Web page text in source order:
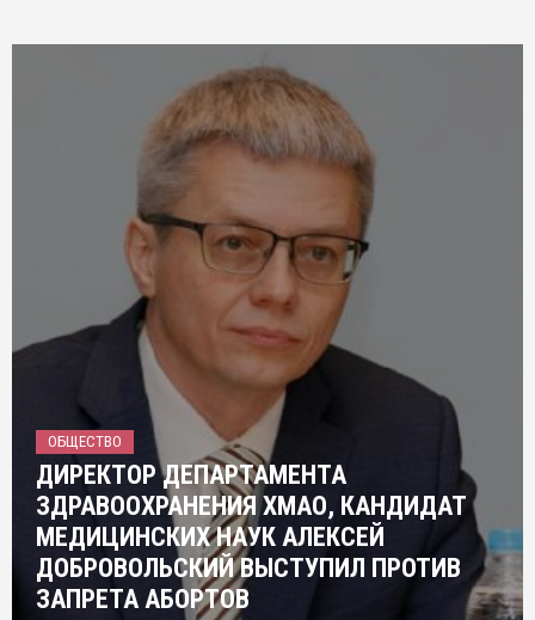
ОБЩЕСТВО
ДИРЕКТОР ДЕПАРТАМЕНТА
ЗДРАВООХРАНЕНИЯ ХМАО, КАНДИДАТ
МЕДИЦИНСКИХ НАУК АЛЕКСЕЙ
ДОБРОВОЛЬСКИЙ ВЫСТУПИЛ ПРОТИВ
ЗАПРЕТА АБОРТОВ